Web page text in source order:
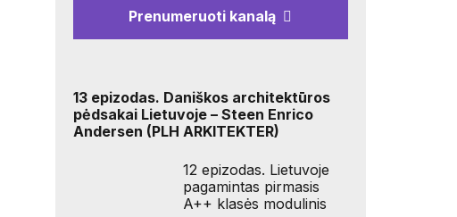
Prenumeruoti kanalą
13 epizodas. Daniškos architektūros
pėdsakai Lietuvoje – Steen Enrico
Andersen (PLH ARKITEKTER)
12 epizodas. Lietuvoje
pagamintas pirmasis
A++ klasės modulinis